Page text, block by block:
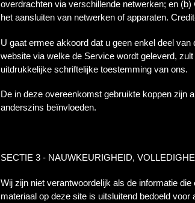
overdrachten via verschillende netwerken; en
het aansluiten van netwerken of apparaten.
U gaat ermee akkoord dat u geen enkel deel
website via welke de Service wordt geleverd,
uitdrukkelijke schriftelijke toestemming van ons.
De in deze overeenkomst gebruikte koppen zijn
anderszins beïnvloeden.
SECTIE 3 - NAUWKEURIGHEID,
Wij zijn niet verantwoordelijk als de informatie
materiaal op deze site is uitsluitend bedoeld